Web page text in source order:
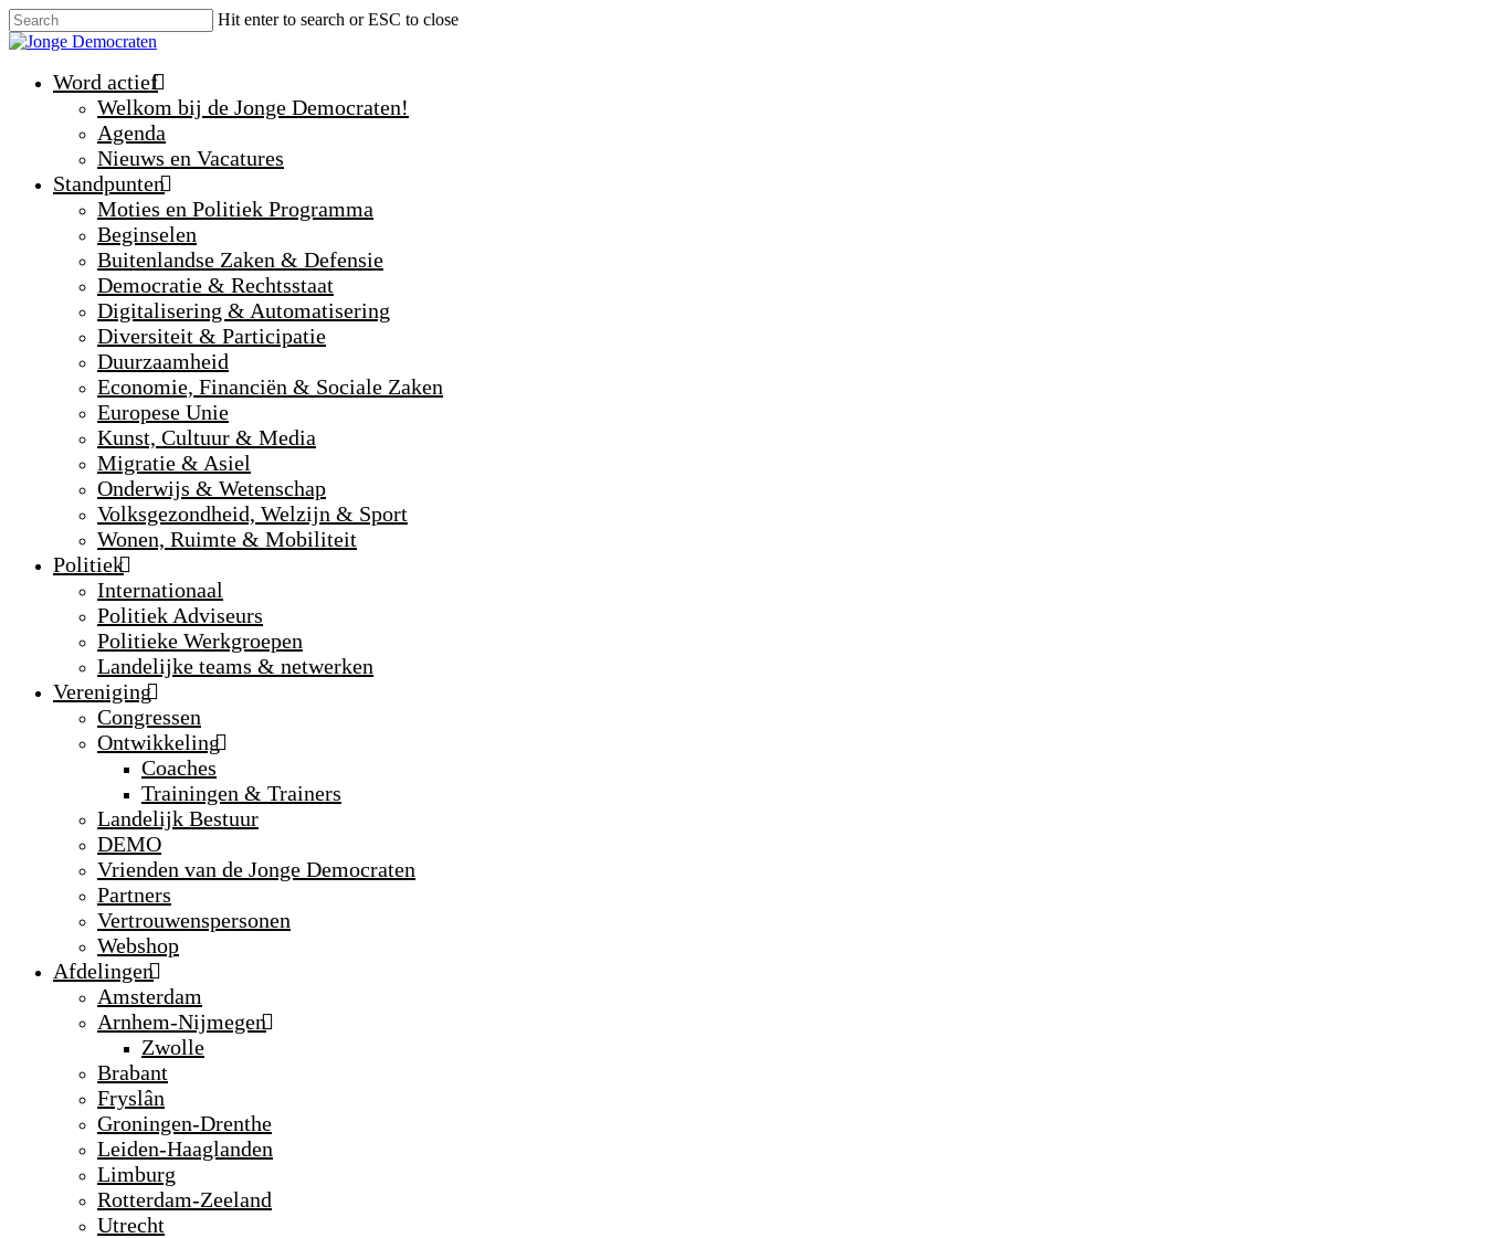
Hit enter to search or ESC to close
Word actief
Welkom bij de Jonge Democraten!
Agenda
Nieuws en Vacatures
Standpunten
Moties en Politiek Programma
Beginselen
Buitenlandse Zaken & Defensie
Democratie & Rechtsstaat
Digitalisering & Automatisering
Diversiteit & Participatie
Duurzaamheid
Economie, Financiën & Sociale Zaken
Europese Unie
Kunst, Cultuur & Media
Migratie & Asiel
Onderwijs & Wetenschap
Volksgezondheid, Welzijn & Sport
Wonen, Ruimte & Mobiliteit
Politiek
Internationaal
Politiek Adviseurs
Politieke Werkgroepen
Landelijke teams & netwerken
Vereniging
Congressen
Ontwikkeling
Coaches
Trainingen & Trainers
Landelijk Bestuur
DEMO
Vrienden van de Jonge Democraten
Partners
Vertrouwenspersonen
Webshop
Afdelingen
Amsterdam
Arnhem-Nijmegen
Zwolle
Brabant
Fryslân
Groningen-Drenthe
Leiden-Haaglanden
Limburg
Rotterdam-Zeeland
Utrecht